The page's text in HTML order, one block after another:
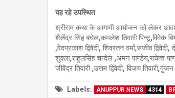
यह रहे उपस्थित
श्रीराम कथा के आगामी आयोजन को लेकर
शैलेंद्र सिंह बघेल,कमलेश तिवारी पिन्टू,विवेक
,वेदप्रकाश द्विवेदी, शिवरतन वर्मा,संजीव
शुक्ला,राहुलसिंह चन्देल ,अमन पाण्डेय,राकेश
जीवेंद्र तिवारी ,उत्तम द्विवेदी, विजय
Labels: ANUPPUR NEWS 4314